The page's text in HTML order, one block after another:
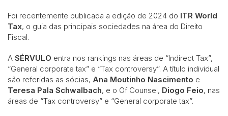
Foi recentemente publicada a edição de 2024 do ITR World
Tax, o guia das principais sociedades na área do Direito
Fiscal.
A SÉRVULO entra nos rankings nas áreas de “Indirect Tax”,
“General corporate tax” e “Tax controversy”. A título individual
são referidas as sócias, Ana Moutinho Nascimento e
Teresa Pala Schwalbach, e o Of Counsel, Diogo Feio, nas
áreas de “Tax controversy” e “General corporate tax”.